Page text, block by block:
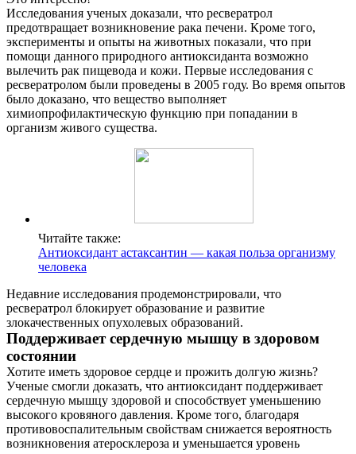
Исследования ученых доказали, что ресвератрол
предотвращает возникновение рака печени. Кроме того,
эксперименты и опыты на животных показали, что при
помощи данного природного антиоксиданта возможно
вылечить рак пищевода и кожи. Первые исследования с
ресвератролом были проведены в 2005 году. Во время опытов
было доказано, что вещество выполняет
химиопрофилактическую функцию при попадании в
организм живого существа.
Читайте также:
Антиоксидант астаксантин — какая польза организму
человека
Недавние исследования продемонстрировали, что
ресвератрол блокирует образование и развитие
злокачественных опухолевых образований.
Поддерживает сердечную мышцу в здоровом
состоянии
Хотите иметь здоровое сердце и прожить долгую жизнь?
Ученые смогли доказать, что антиоксидант поддерживает
сердечную мышцу здоровой и способствует уменьшению
высокого кровяного давления. Кроме того, благодаря
противовоспалительным свойствам снижается вероятность
возникновения атеросклероза и уменьшается уровень